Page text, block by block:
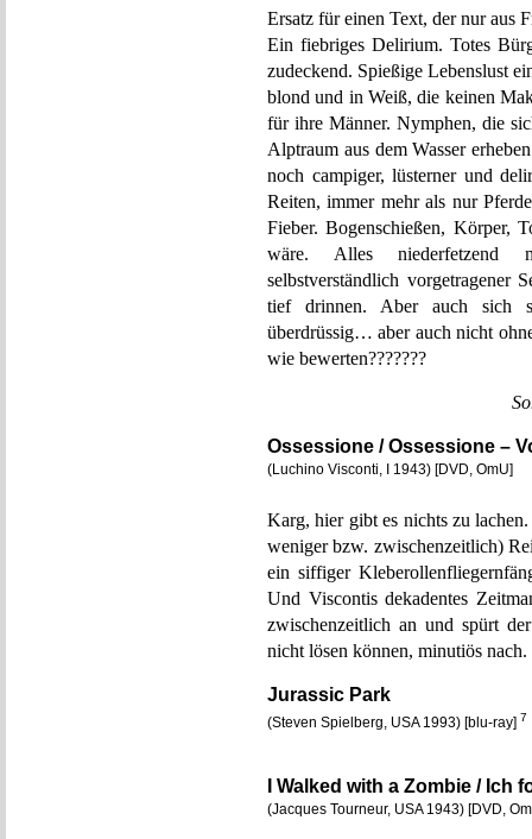
Ersatz für einen Text, der nur aus
Ein fiebriges Delirium. Totes
zudeckend. Spießige Lebenslust
blond und in Weiß, die keinen
für ihre Männer. Nymphen, die
Alptraum aus dem Wasser
noch campiger, lüsterner und
Reiten, immer mehr als nur
Fieber. Bogenschießen, Körper,
wäre. Alles niederfetzend
selbstverständlich vorgetragener
tief drinnen. Aber auch sich
überdrüssig… aber auch nicht
wie bewerten???????
Ossessione / Ossessione –
(Luchino Visconti, I 1943) [DVD, OmU]
Karg, hier gibt es nichts zu
weniger bzw. zwischenzeitlich)
ein siffiger
Und Viscontis dekadentes
zwischenzeitlich an und spürt
nicht lösen können, minutiös nach.
Jurassic Park
(Steven Spielberg, USA 1993) [blu-ray] 7
I Walked with a Zombie / Ich
(Jacques Tourneur, USA 1943) [DVD,